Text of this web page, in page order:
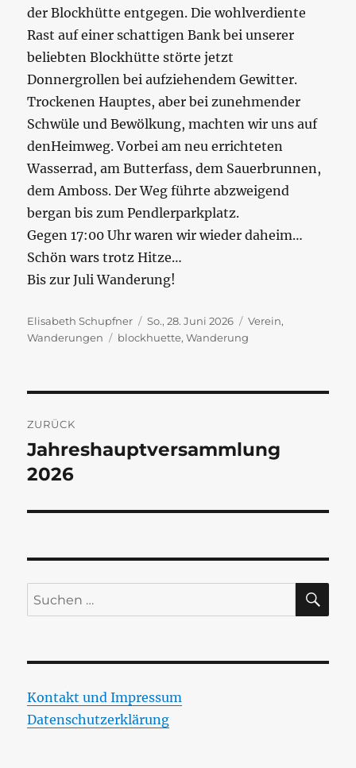
der Blockhütte entgegen. Die wohlverdiente
Rast auf einer schattigen Bank bei unserer
beliebten Blockhütte störte jetzt
Donnergrollen bei aufziehendem Gewitter.
Trockenen Hauptes, aber bei zunehmender
Schwüle und Bewölkung, machten wir uns auf
denHeimweg. Vorbei am neu errichteten
Wasserrad, am Butterfass, dem Sauerbrunnen,
dem Amboss. Der Weg führte abzweigend
bergan bis zum Pendlerparkplatz.
Gegen 17:00 Uhr waren wir wieder daheim…
Schön wars trotz Hitze…
Bis zur Juli Wanderung!
Autor
Elisabeth Schupfner
Veröffentlicht
am
So., 28. Juni 2026 Kategorien
Verein,
Wanderungen
Schlagwörter
blockhuette,Wanderung
ZURÜCK
Vorheriger
Beitrag:
Jahreshauptversammlung
2026
Suchen
nach:
Kontakt und Impressum
Datenschutzerklärung